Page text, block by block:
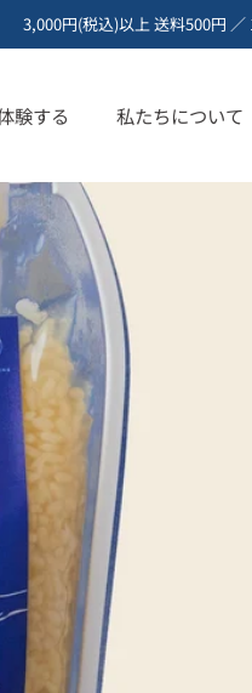
3,000円(税込)以上 送料500円
験する 私たちについて